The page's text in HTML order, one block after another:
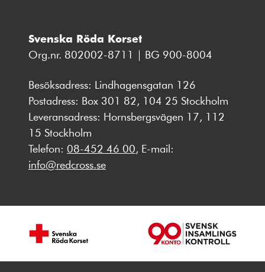
Svenska Röda Korset
Org.nr. 802002-8711 | BG 900-8004
Besöksadress: Lindhagensgatan 126
Postadress: Box 301 82, 104 25 Stockholm
Leveransadress: Hornsbergsvägen 17, 112
15 Stockholm
Telefon: 08-452 46 00, E-mail:
info@redcross.se